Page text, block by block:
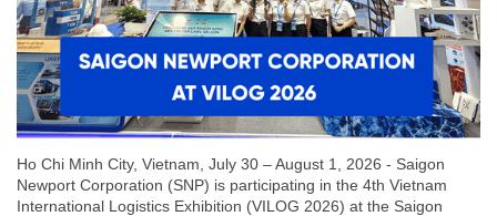
Ho Chi Minh City, Vietnam, July 30 – August 1, 2026 - Saigon
Newport Corporation (SNP) is participating in the 4th Vietnam
International Logistics Exhibition (VILOG 2026) at the Saigon